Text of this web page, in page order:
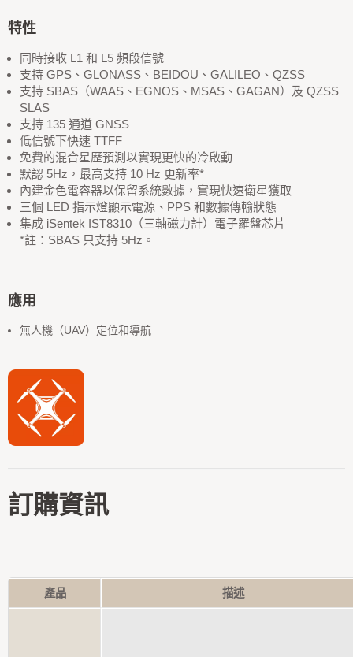
特性
同時接收 L1 和 L5 頻段信號
支持 GPS、GLONASS、BEIDOU、GALILEO、QZSS
支持 SBAS（WAAS、EGNOS、MSAS、GAGAN）及 QZSS
SLAS
支持 135 通道 GNSS
低信號下快速 TTFF
免費的混合星歷預測以實現更快的冷啟動
默認 5Hz，最高支持 10 Hz 更新率*
內建金色電容器以保留系統數據，實現快速衛星獲取
三個 LED 指示燈顯示電源、PPS 和數據傳輸狀態
集成 iSentek IST8310（三軸磁力計）電子羅盤芯片
*註：SBAS 只支持 5Hz。
應用
無人機（UAV）定位和導航
訂購資訊
產品 描述